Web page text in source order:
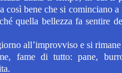
così bene che si cominciano a
quella bellezza fa sentire
all’improvviso e si
fame di tutto: pane,